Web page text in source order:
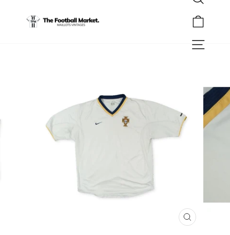
Rechercher
Navigation
FERMER